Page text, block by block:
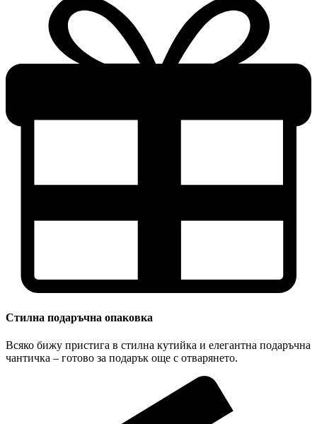
Стилна подаръчна опаковка
Всяко бижу пристига в стилна кутийка и елегантна подаръчна
чантичка – готово за подарък още с отварянето.